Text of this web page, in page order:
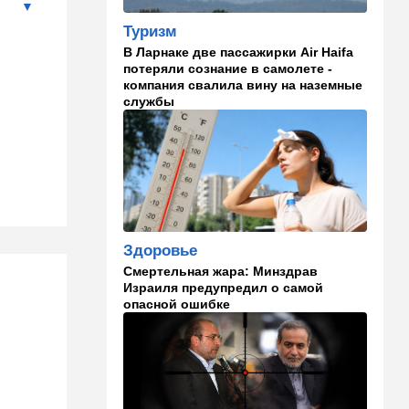
гору Герцль: так Тамерлан и
Алина продались иранской
разведке
16:48 Израиль
Злобный охранник:
арестован араб, лупивший
железом футбольных
болельщиков
16:32 В мире
Мэра Нью-Йорка освистали
на мероприятии полиции:
Мамдани пулей вылетел со
сцены
Общество
Неожиданный поворот в
деле пропавшего парня из
Димоны: его друзья стали
подозреваемыми
Туризм
В Ларнаке две пассажирки Air Haifa
потеряли сознание в самолете -
компания свалила вину на наземные
службы
Здоровье
Смертельная жара: Минздрав
Израиля предупредил о самой
опасной ошибке